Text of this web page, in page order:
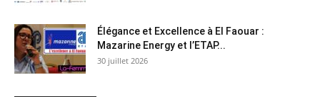
Élégance et Excellence à El Faouar :
Mazarine Energy et l’ETAP...
30 juillet 2026